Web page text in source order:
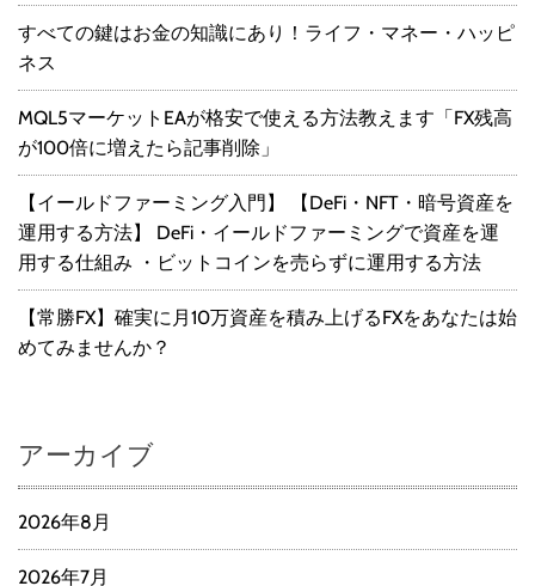
すべての鍵はお金の知識にあり！ライフ・マネー・ハッピ
ネス
MQL5マーケットEAが格安で使える方法教えます「FX残高
が100倍に増えたら記事削除」
【イールドファーミング入門】 【DeFi・NFT・暗号資産を
運用する方法】 DeFi・イールドファーミングで資産を運
用する仕組み ・ビットコインを売らずに運用する方法
【常勝FX】確実に月10万資産を積み上げるFXをあなたは始
めてみませんか？
アーカイブ
2026年8月
2026年7月